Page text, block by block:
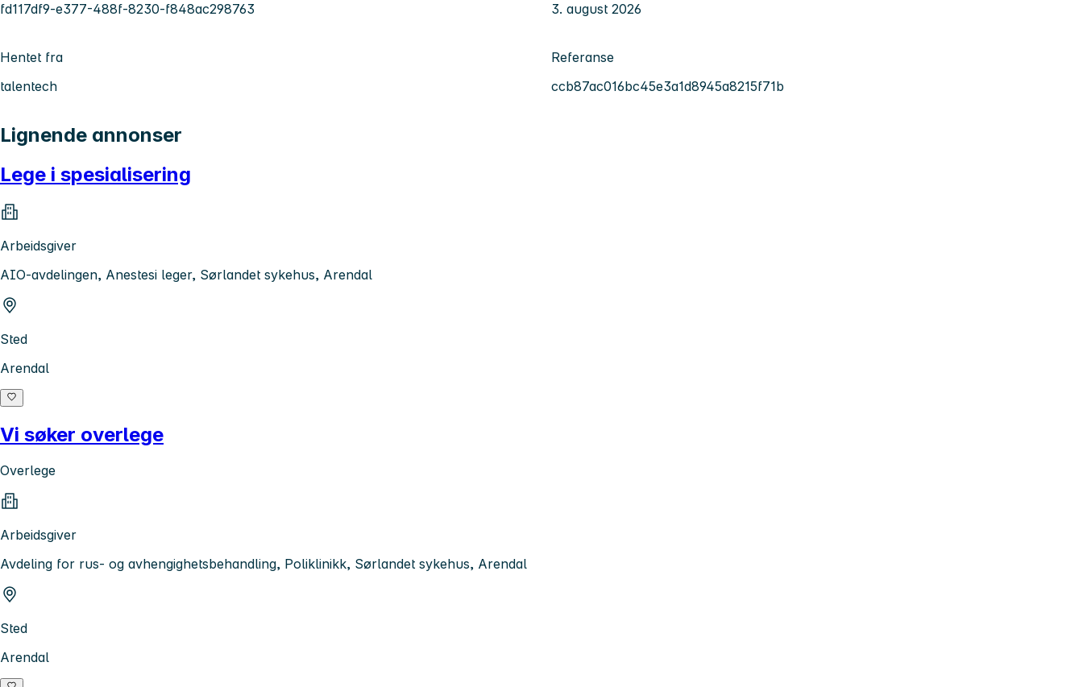
fd117df9-e377-488f-8230-f848ac298763
3. august 2026
Hentet fra
talentech
Referanse
ccb87ac016bc45e3a1d8945a8215f71b
Lignende annonser
Lege i spesialisering
Arbeidsgiver
AIO-avdelingen, Anestesi leger, Sørlandet sykehus, Arendal
Sted
Arendal
Vi søker overlege
Overlege
Arbeidsgiver
Avdeling for rus- og avhengighetsbehandling, Poliklinikk, Sørlandet sykehus, Arendal
Sted
Arendal